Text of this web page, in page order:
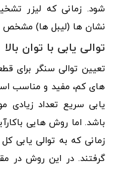
شود. زمانی که لیزر
نشان ها (لیبل ها) مشخص
توالی یابی با توان بالا
های کم، مفید و مناسب
یابی سریع تعداد زیادی
باشد. اما روش هایی
زمانی که به توالی یابی
گرفتند. در این روش در